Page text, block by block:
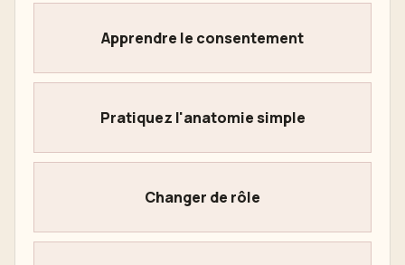
Apprendre le consentement
Pratiquez l'anatomie simple
Changer de rôle